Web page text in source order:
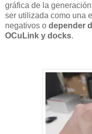
gráfica de la
ser utilizada como una
negativos o depender
OCuLink y docks.